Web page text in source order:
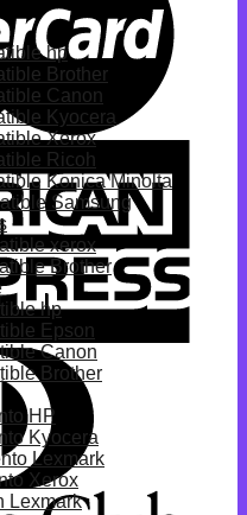
hp
Brother
Canon
Kyocera
Xerox
Ricoh
Konica Minolta
Samsung
xerox
Brother
hp
Epson
Canon
Brother
HP
Kyocera
Lexmark
Xerox
Lexmark